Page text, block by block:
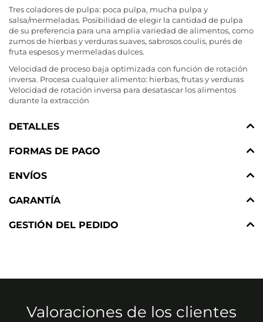
Tres coladores de pulpa: poca pulpa, mucha pulpa y
salsa/mermeladas. Posibilidad de elegir la cantidad de pulpa
de su preferencia para una amplia variedad de alimentos, como
zumos de hierbas y verduras suaves, sabrosos coulis, purés de
fruta espesos y mermeladas dulces.
Velocidad de proceso baja optimizada con función de rotación
inversa. Procesa cualquier alimento: hierbas, frutas y verduras
Velocidad de rotación inversa para desatascar los alimentos
durante la extracción
DETALLES
FORMAS DE PAGO
ENVÍOS
GARANTÍA
GESTIÓN DEL PEDIDO
Valoraciones de los clientes